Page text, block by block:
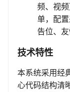
频、视
单，配
告位、
技术特性
本系统采用经
心代码结构清